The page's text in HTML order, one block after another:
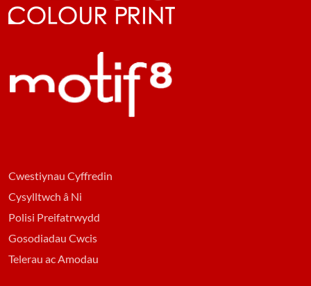
Cwestiynau Cyffredin
Cysylltwch â Ni
Polisi Preifatrwydd
Gosodiadau Cwcis
Telerau ac Amodau